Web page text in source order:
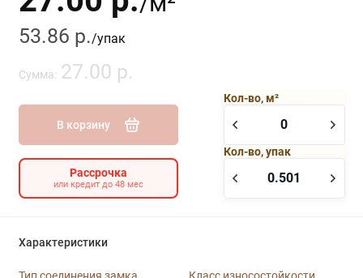
53.86 р./упак
Сумма: 27.00 р.
В корзину
Кол-во, м²
Кол-во, упак
Рассрочка
или кредит до 48 мес
Характеристики